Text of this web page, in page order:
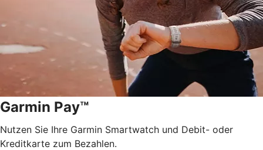
Garmin Pay™
Nutzen Sie Ihre Garmin Smartwatch und Debit- oder
Kreditkarte zum Bezahlen.